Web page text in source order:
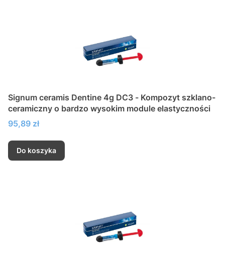
Signum ceramis Dentine 4g DC3 - Kompozyt szklano-
ceramiczny o bardzo wysokim module elastyczności
Cena
95,89 zł
Do koszyka